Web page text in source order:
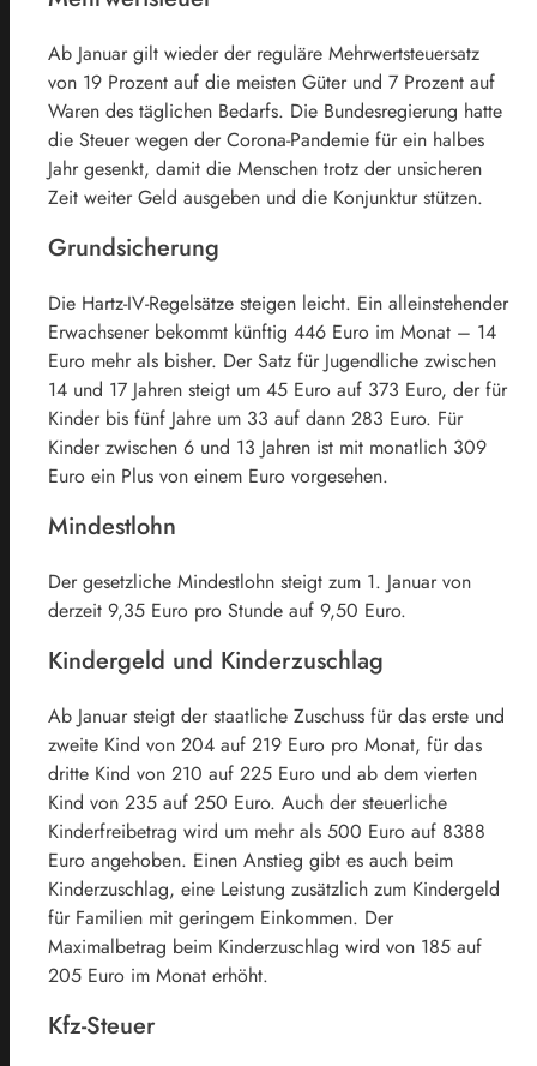
Ab Januar gilt wieder der reguläre Mehrwertsteuersatz
von 19 Prozent auf die meisten Güter und 7 Prozent auf
Waren des täglichen Bedarfs. Die Bundesregierung hatte
die Steuer wegen der Corona-Pandemie für ein halbes
Jahr gesenkt, damit die Menschen trotz der unsicheren
Zeit weiter Geld ausgeben und die Konjunktur stützen.
Grundsicherung
Die Hartz-IV-Regelsätze steigen leicht. Ein alleinstehender
Erwachsener bekommt künftig 446 Euro im Monat – 14
Euro mehr als bisher. Der Satz für Jugendliche zwischen
14 und 17 Jahren steigt um 45 Euro auf 373 Euro, der für
Kinder bis fünf Jahre um 33 auf dann 283 Euro. Für
Kinder zwischen 6 und 13 Jahren ist mit monatlich 309
Euro ein Plus von einem Euro vorgesehen.
Mindestlohn
Der gesetzliche Mindestlohn steigt zum 1. Januar von
derzeit 9,35 Euro pro Stunde auf 9,50 Euro.
Kindergeld und Kinderzuschlag
Ab Januar steigt der staatliche Zuschuss für das erste und
zweite Kind von 204 auf 219 Euro pro Monat, für das
dritte Kind von 210 auf 225 Euro und ab dem vierten
Kind von 235 auf 250 Euro. Auch der steuerliche
Kinderfreibetrag wird um mehr als 500 Euro auf 8388
Euro angehoben. Einen Anstieg gibt es auch beim
Kinderzuschlag, eine Leistung zusätzlich zum Kindergeld
für Familien mit geringem Einkommen. Der
Maximalbetrag beim Kinderzuschlag wird von 185 auf
205 Euro im Monat erhöht.
Kfz-Steuer